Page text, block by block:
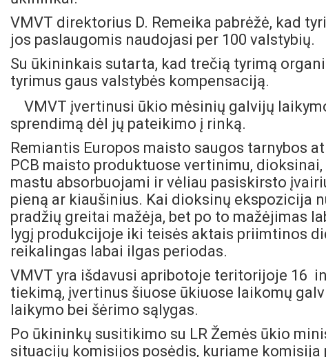
VMVT direktorius D. Remeika pabrėžė, kad
jos paslaugomis naudojasi per 100 valstybių.
Su ūkininkais sutarta, kad trečią tyrimą
tyrimus gaus valstybės kompensaciją.
VMVT įvertinusi ūkio mėsinių galvijų
sprendimą dėl jų pateikimo į rinką.
Remiantis Europos maisto saugos tarnybos
PCB maisto produktuose vertinimu,
mastu absorbuojami ir vėliau pasiskirsto
pieną ar kiaušinius. Kai dioksinų ekspozicija
pradžių greitai mažėja, bet po to mažėjimas
lygį produkcijoje iki teisės aktais priimtinos
reikalingas labai ilgas periodas.
VMVT yra išdavusi apribotoje teritorijoje 16
tiekimą, įvertinus šiuose ūkiuose laikomų
laikymo bei šėrimo sąlygas.
Po ūkininkų susitikimo su LR Žemės ūkio
situacijų komisijos posėdis, kuriame